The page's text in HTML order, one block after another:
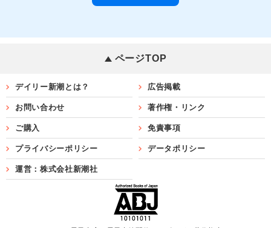
ページTOP
デイリー新潮とは？ 広告掲載
お問い合わせ 著作権・リンク
ご購入 免責事項
プライバシーポリシー データポリシー
運営：株式会社新潮社